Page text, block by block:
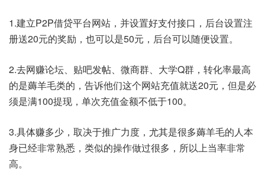
1.建立P2P借贷平台网站，并设置好支付接口，后台设置注
册送20元的奖励，也可以是50元，后台可以随便设置。
2.去网赚论坛、贴吧发帖、微商群、大学Q群，转化率最高
的是薅羊毛类的，告诉他们这个网站充值就送20元，但是必
须是满100提现，单次充值金额不低于100。
3.具体赚多少，取决于推广力度，尤其是很多薅羊毛的人本
身已经非常熟悉，类似的操作做过很多，所以上当率非常
高。